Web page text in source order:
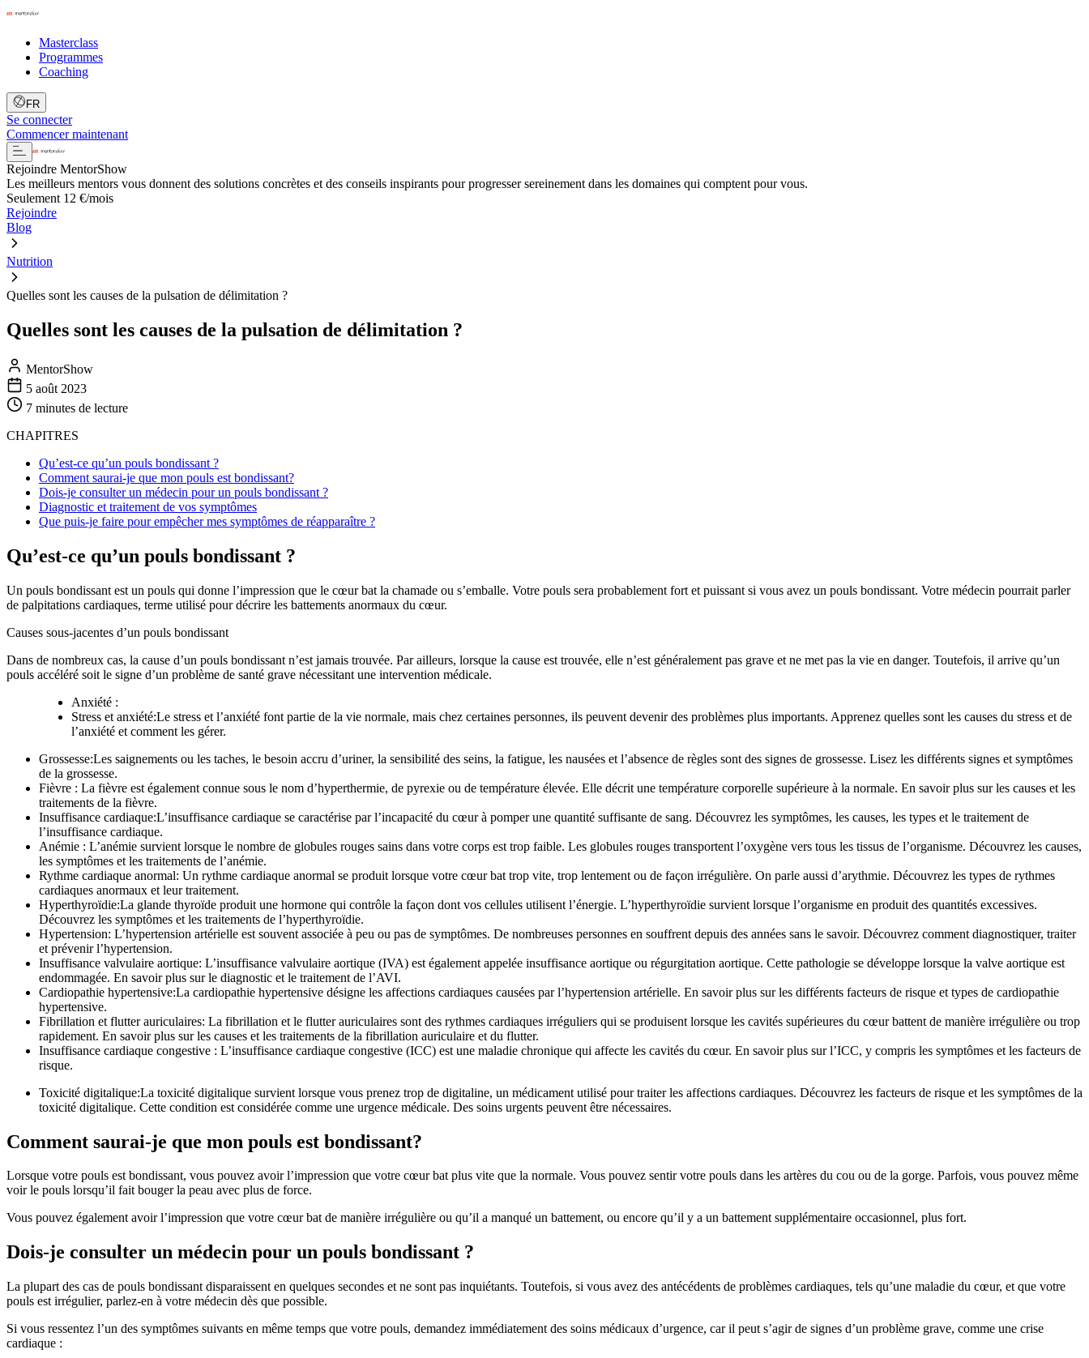
Masterclass
Programmes
Coaching
FR
Se connecter
Commencer maintenant
Rejoindre MentorShow
Les meilleurs mentors vous donnent des solutions concrètes et des conseils inspirants pour progresser sereinement dans les domaines qui comptent pour vous.
Seulement 12 €/mois
Rejoindre
Blog
Nutrition
Quelles sont les causes de la pulsation de délimitation ?
Quelles sont les causes de la pulsation de délimitation ?
MentorShow
5 août 2023
7 minutes de lecture
CHAPITRES
Qu’est-ce qu’un pouls bondissant ?
Comment saurai-je que mon pouls est bondissant?
Dois-je consulter un médecin pour un pouls bondissant ?
Diagnostic et traitement de vos symptômes
Que puis-je faire pour empêcher mes symptômes de réapparaître ?
Qu’est-ce qu’un pouls bondissant ?
Un pouls bondissant est un pouls qui donne l’impression que le cœur bat la chamade ou s’emballe. Votre pouls sera probablement fort et puissant si vous avez un pouls bondissant. Votre médecin pourrait parler
de palpitations cardiaques, terme utilisé pour décrire les battements anormaux du cœur.
Causes sous-jacentes d’un pouls bondissant
Dans de nombreux cas, la cause d’un pouls bondissant n’est jamais trouvée. Par ailleurs, lorsque la cause est trouvée, elle n’est généralement pas grave et ne met pas la vie en danger. Toutefois, il arrive qu’un
pouls accéléré soit le signe d’un problème de santé grave nécessitant une intervention médicale.
Anxiété :
Stress et anxiété:Le stress et l’anxiété font partie de la vie normale, mais chez certaines personnes, ils peuvent devenir des problèmes plus importants. Apprenez quelles sont les causes du stress et de
l’anxiété et comment les gérer.
Grossesse:Les saignements ou les taches, le besoin accru d’uriner, la sensibilité des seins, la fatigue, les nausées et l’absence de règles sont des signes de grossesse. Lisez les différents signes et symptômes
de la grossesse.
Fièvre : La fièvre est également connue sous le nom d’hyperthermie, de pyrexie ou de température élevée. Elle décrit une température corporelle supérieure à la normale. En savoir plus sur les causes et les
traitements de la fièvre.
Insuffisance cardiaque:L’insuffisance cardiaque se caractérise par l’incapacité du cœur à pomper une quantité suffisante de sang. Découvrez les symptômes, les causes, les types et le traitement de
l’insuffisance cardiaque.
Anémie : L’anémie survient lorsque le nombre de globules rouges sains dans votre corps est trop faible. Les globules rouges transportent l’oxygène vers tous les tissus de l’organisme. Découvrez les causes,
les symptômes et les traitements de l’anémie.
Rythme cardiaque anormal: Un rythme cardiaque anormal se produit lorsque votre cœur bat trop vite, trop lentement ou de façon irrégulière. On parle aussi d’arythmie. Découvrez les types de rythmes
cardiaques anormaux et leur traitement.
Hyperthyroïdie:La glande thyroïde produit une hormone qui contrôle la façon dont vos cellules utilisent l’énergie. L’hyperthyroïdie survient lorsque l’organisme en produit des quantités excessives.
Découvrez les symptômes et les traitements de l’hyperthyroïdie.
Hypertension: L’hypertension artérielle est souvent associée à peu ou pas de symptômes. De nombreuses personnes en souffrent depuis des années sans le savoir. Découvrez comment diagnostiquer, traiter
et prévenir l’hypertension.
Insuffisance valvulaire aortique: L’insuffisance valvulaire aortique (IVA) est également appelée insuffisance aortique ou régurgitation aortique. Cette pathologie se développe lorsque la valve aortique est
endommagée. En savoir plus sur le diagnostic et le traitement de l’AVI.
Cardiopathie hypertensive:La cardiopathie hypertensive désigne les affections cardiaques causées par l’hypertension artérielle. En savoir plus sur les différents facteurs de risque et types de cardiopathie
hypertensive.
Fibrillation et flutter auriculaires: La fibrillation et le flutter auriculaires sont des rythmes cardiaques irréguliers qui se produisent lorsque les cavités supérieures du cœur battent de manière irrégulière ou trop
rapidement. En savoir plus sur les causes et les traitements de la fibrillation auriculaire et du flutter.
Insuffisance cardiaque congestive : L’insuffisance cardiaque congestive (ICC) est une maladie chronique qui affecte les cavités du cœur. En savoir plus sur l’ICC, y compris les symptômes et les facteurs de
risque.
Toxicité digitalique:La toxicité digitalique survient lorsque vous prenez trop de digitaline, un médicament utilisé pour traiter les affections cardiaques. Découvrez les facteurs de risque et les symptômes de la
toxicité digitalique. Cette condition est considérée comme une urgence médicale. Des soins urgents peuvent être nécessaires.
Comment saurai-je que mon pouls est bondissant?
Lorsque votre pouls est bondissant, vous pouvez avoir l’impression que votre cœur bat plus vite que la normale. Vous pouvez sentir votre pouls dans les artères du cou ou de la gorge. Parfois, vous pouvez même
voir le pouls lorsqu’il fait bouger la peau avec plus de force.
Vous pouvez également avoir l’impression que votre cœur bat de manière irrégulière ou qu’il a manqué un battement, ou encore qu’il y a un battement supplémentaire occasionnel, plus fort.
Dois-je consulter un médecin pour un pouls bondissant ?
La plupart des cas de pouls bondissant disparaissent en quelques secondes et ne sont pas inquiétants. Toutefois, si vous avez des antécédents de problèmes cardiaques, tels qu’une maladie du cœur, et que votre
pouls est irrégulier, parlez-en à votre médecin dès que possible.
Si vous ressentez l’un des symptômes suivants en même temps que votre pouls, demandez immédiatement des soins médicaux d’urgence, car il peut s’agir de signes d’un problème grave, comme une crise
cardiaque :